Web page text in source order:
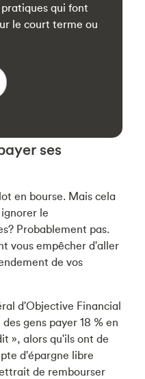
qui font
le court terme ou
ses
en bourse. Mais cela
le
Probablement pas.
vous empêcher d'aller
de vos
d'Objective Financial
gens payer 18 % en
», alors qu'ils ont de
d'épargne libre
de rembourser